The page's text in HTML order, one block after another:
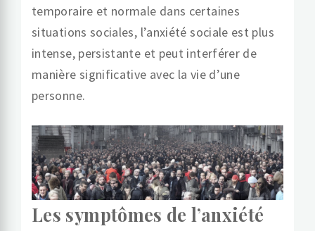
temporaire et normale dans certaines
situations sociales, l’anxiété sociale est plus
intense, persistante et peut interférer de
manière significative avec la vie d’une
personne.
Les symptômes de l’anxiété